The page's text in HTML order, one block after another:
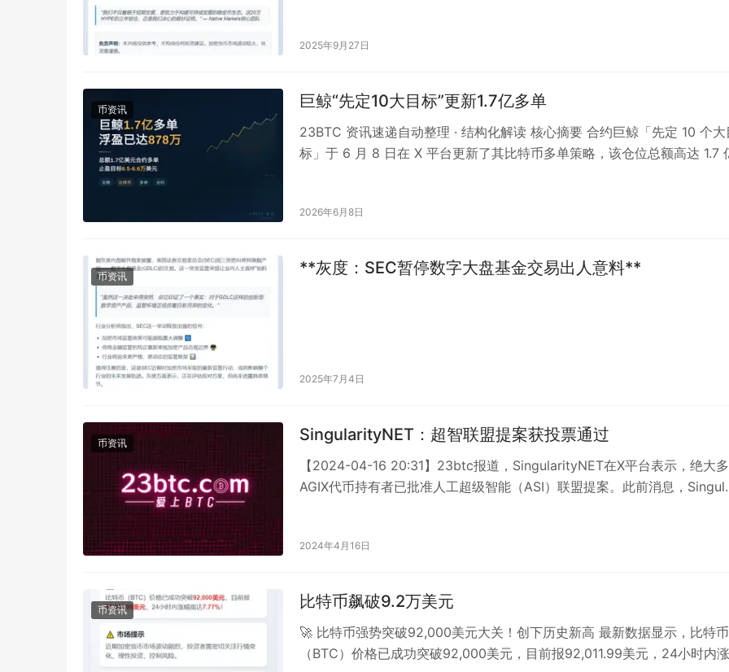
2025年9月27日
币资讯 巨鲸“先定10大目标”更新1.7亿多单
23BTC 资讯速递自动整理 · 结构化解读 核心摘要 合约巨鲸「先定 10 个大
标」于 6 月 8 日在 X 平台更新了其比特币多单策略，该仓位总额高达 1.7
2026年6月8日
币资讯 **灰度：SEC暂停数字大盘基金交易出人意料**
2025年7月4日
币资讯 SingularityNET：超智联盟提案获投票通过
【2024-04-16 20:31】23btc报道，SingularityNET在X平台表示，绝大
AGIX代币持有者已批准人工超级智能（ASI）联盟提案。此前消息，
2024年4月16日
币资讯 比特币飙破9.2万美元
🚀 比特币强势突破92,000美元大关！创下历史新高 最新数据显示，比特币
（BTC）价格已成功突破92,000美元，目前报92,011.99美元，24小时内